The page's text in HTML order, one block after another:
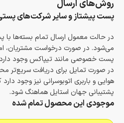
روش‌های ارسال
پست پیشتاز و سایر شرکت‌های
در حالت معمول ارسال تمام بسته‌ها
می‌شود. در صورت درخواست مشتریان،
پست خصوصی مانند تیپاکس وجود
در صورت تمایل برای دریافت سریع‌تر
هوایی و باربری اتوبوسرانی نیز وجود
پشتیبانی جهان استایل هماهنگ شود.
موجودی این محصول تمام شده